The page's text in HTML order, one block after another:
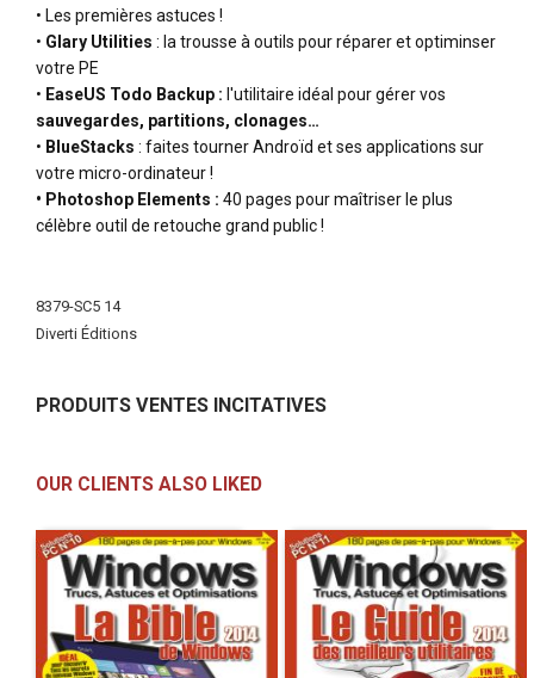
• Les premières astuces !
• Glary Utilities : la trousse à outils pour réparer et optiminser
votre PE
• EaseUS Todo Backup : l'utilitaire idéal pour gérer vos
sauvegardes, partitions, clonages…
• BlueStacks : faites tourner Androïd et ses applications sur
votre micro-ordinateur !
• Photoshop Elements : 40 pages pour maîtriser le plus
célèbre outil de retouche grand public !
Information
8379-SC5 14
Diverti Éditions
PRODUITS VENTES INCITATIVES
OUR CLIENTS ALSO LIKED